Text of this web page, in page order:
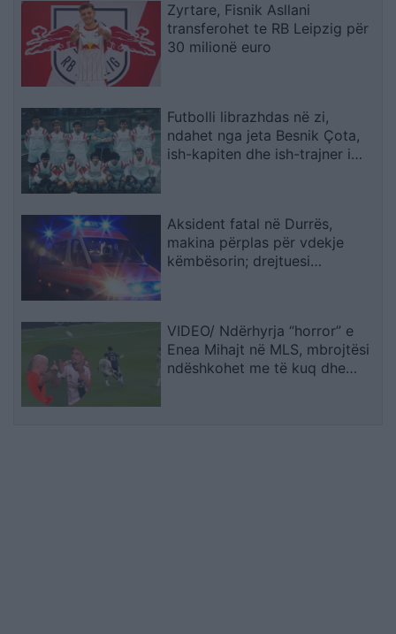
Zyrtare, Fisnik Asllani
transferohet te RB Leipzig për
30 milionë euro
Futbolli librazhdas në zi,
ndahet nga jeta Besnik Çota,
ish-kapiten dhe ish-trajner i
Aksident fatal në Durrës,
makina përplas për vdekje
këmbësorin; drejtuesi
VIDEO/ Ndërhyrja “horror” e
Enea Mihajt në MLS, mbrojtësi
ndëshkohet me të kuq dhe